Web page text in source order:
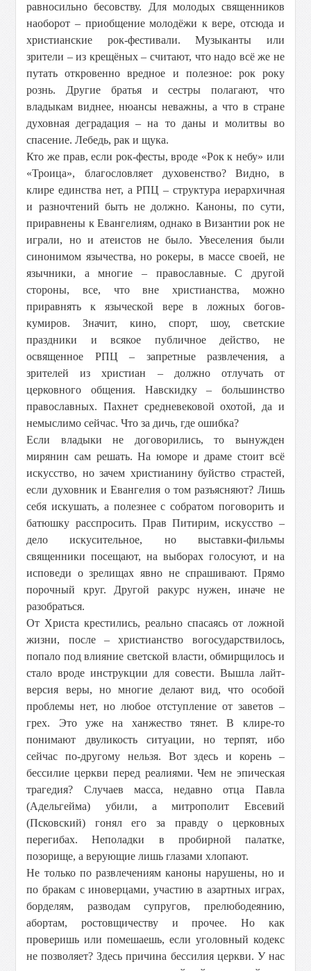
равносильно бесовству. Для молодых священников
наоборот – приобщение молодёжи к вере, отсюда и
христианские рок-фестивали. Музыканты или
зрители – из крещёных – считают, что надо всё же не
путать откровенно вредное и полезное: рок року
рознь. Другие братья и сестры полагают, что
владыкам виднее, нюансы неважны, а что в стране
духовная деградация – на то даны и молитвы во
спасение. Лебедь, рак и щука.
Кто же прав, если рок-фесты, вроде «Рок к небу» или
«Троица», благословляет духовенство? Видно, в
клире единства нет, а РПЦ – структура иерархичная
и разночтений быть не должно. Каноны, по сути,
приравнены к Евангелиям, однако в Византии рок не
играли, но и атеистов не было. Увеселения были
синонимом язычества, но рокеры, в массе своей, не
язычники, а многие – православные. С другой
стороны, все, что вне христианства, можно
приравнять к языческой вере в ложных богов-
кумиров. Значит, кино, спорт, шоу, светские
праздники и всякое публичное действо, не
освященное РПЦ – запретные развлечения, а
зрителей из христиан – должно отлучать от
церковного общения. Навскидку – большинство
православных. Пахнет средневековой охотой, да и
немыслимо сейчас. Что за дичь, где ошибка?
Если владыки не договорились, то вынужден
мирянин сам решать. На юморе и драме стоит всё
искусство, но зачем христианину буйство страстей,
если духовник и Евангелия о том разъясняют? Лишь
себя искушать, а полезнее с собратом поговорить и
батюшку расспросить. Прав Питирим, искусство –
дело искусительное, но выставки-фильмы
священники посещают, на выборах голосуют, и на
исповеди о зрелищах явно не спрашивают. Прямо
порочный круг. Другой ракурс нужен, иначе не
разобраться.
От Христа крестились, реально спасаясь от ложной
жизни, после – христианство вогосударствилось,
попало под влияние светской власти, обмирщилось и
стало вроде инструкции для совести. Вышла лайт-
версия веры, но многие делают вид, что особой
проблемы нет, но любое отступление от заветов –
грех. Это уже на ханжество тянет. В клире-то
понимают двуликость ситуации, но терпят, ибо
сейчас по-другому нельзя. Вот здесь и корень –
бессилие церкви перед реалиями. Чем не эпическая
трагедия? Случаев масса, недавно отца Павла
(Адельгейма) убили, а митрополит Евсевий
(Псковский) гонял его за правду о церковных
перегибах. Неполадки в пробирной палатке,
позорище, а верующие лишь глазами хлопают.
Не только по развлечениям каноны нарушены, но и
по бракам с иноверцами, участию в азартных играх,
борделям, разводам супругов, прелюбодеянию,
абортам, ростовщичеству и прочее. Но как
проверишь или помешаешь, если уголовный кодекс
не позволяет? Здесь причина бессилия церкви. У нас